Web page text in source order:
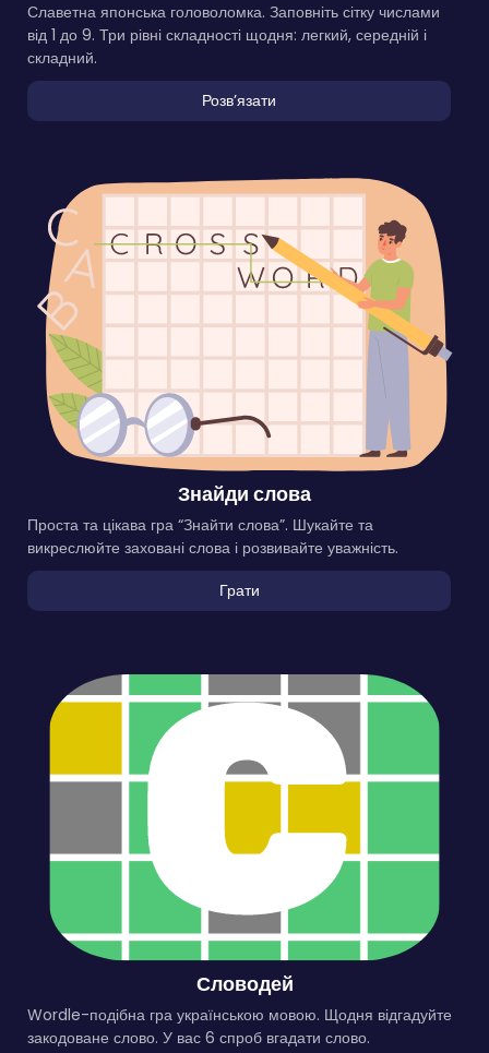
Славетна японська головоломка. Заповніть сітку числами
від 1 до 9. Три рівні складності щодня: легкий, середній і
складний.
Розвʼязати
Знайди слова
Проста та цікава гра “Знайти слова”. Шукайте та
викреслюйте заховані слова і розвивайте уважність.
Грати
Словодей
Wordle-подібна гра українською мовою. Щодня відгадуйте
закодоване слово. У вас 6 спроб вгадати слово.